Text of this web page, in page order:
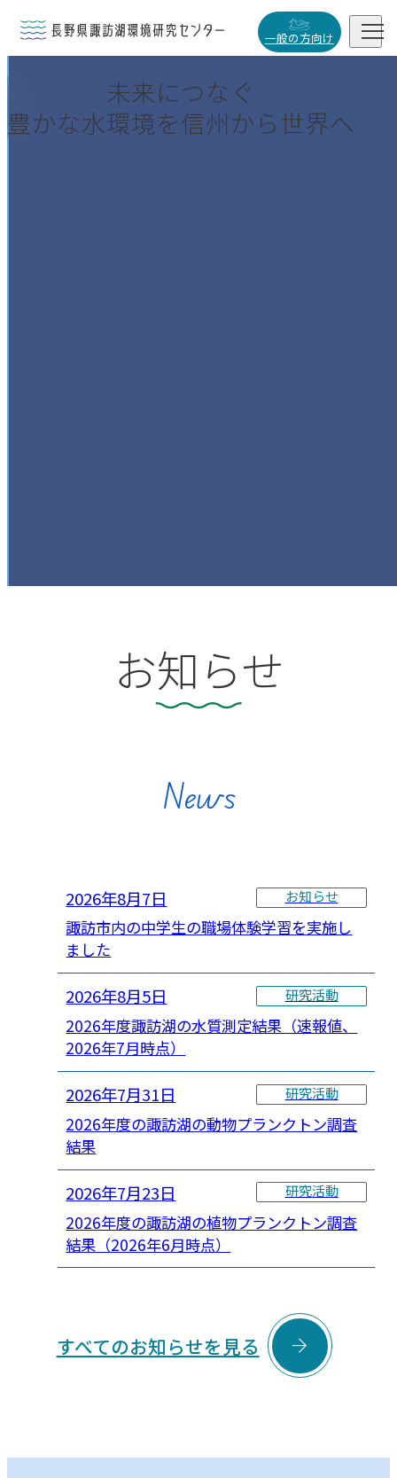


一般の方向け 
未来につなぐ
豊かな水環境を信州から世界へ
お知らせ
News
2026年8月7日 お知らせ
諏訪市内の中学生の職場体験学習を実施し
ました
2026年8月5日 研究活動
2026年度諏訪湖の水質測定結果（速報値、
2026年7月時点）
2026年7月31日 研究活動
2026年度の諏訪湖の動物プランクトン調査
結果
2026年7月23日 研究活動
2026年度の諏訪湖の植物プランクトン調査
結果（2026年6月時点）
すべてのお知らせを見る 